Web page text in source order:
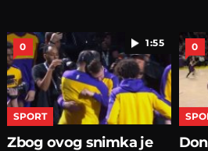
1:55
0
SPORT
Zbog ovog snimka je
0